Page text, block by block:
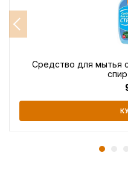
Средство для мытья